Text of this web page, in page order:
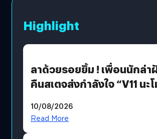
Highlight
ลาด้วยรอยยิ้ม ! เพื่อนนักล่า
คืนสเตจส่งกำลังใจ “V11 นะ
รักแน่นฮอลล์
10/08/2026
Read More